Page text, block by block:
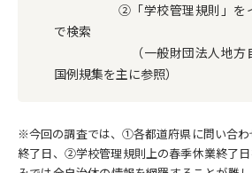
②「学校管理規則」をイ
で検索
（一般財団法人地方自
国例規集を主に参照）
※今回の調査では、①各都道府県に問い合わ
終了日、②学校管理規則上の春季休業終了